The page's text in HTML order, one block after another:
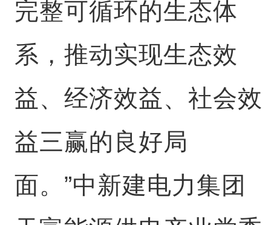
完整可循环的生态体
系，推动实现生态效
益、经济效益、社会效
益三赢的良好局
面。”中新建电力集团